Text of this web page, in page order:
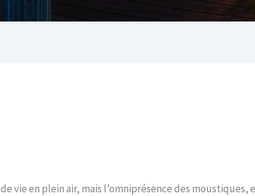
de vie en plein air, mais l’omniprésence des